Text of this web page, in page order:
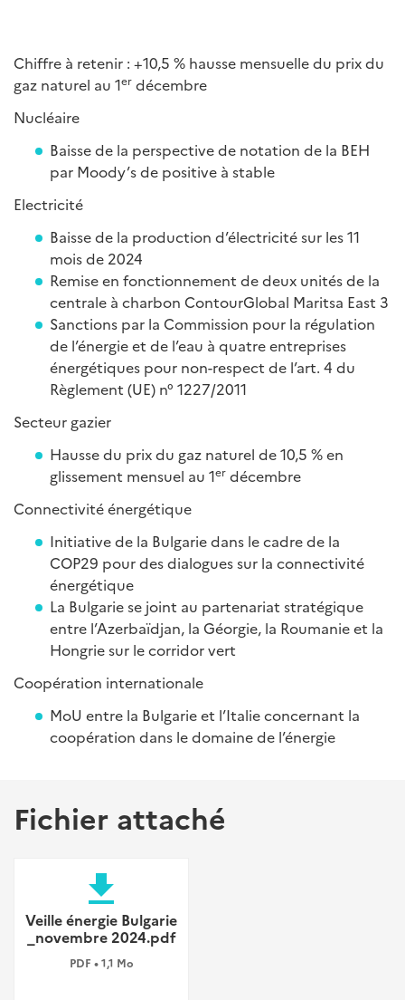
Chiffre à retenir : +10,5 % hausse mensuelle du prix du
gaz naturel au 1er décembre
Nucléaire
Baisse de la perspective de notation de la BEH
par Moody’s de positive à stable
Electricité
Baisse de la production d’électricité sur les 11
mois de 2024
Remise en fonctionnement de deux unités de la
centrale à charbon ContourGlobal Maritsa East 3
Sanctions par la Commission pour la régulation
de l’énergie et de l’eau à quatre entreprises
énergétiques pour non-respect de l’art. 4 du
Règlement (UE) n° 1227/2011
Secteur gazier
Hausse du prix du gaz naturel de 10,5 % en
glissement mensuel au 1er décembre
Connectivité énergétique
Initiative de la Bulgarie dans le cadre de la
COP29 pour des dialogues sur la connectivité
énergétique
La Bulgarie se joint au partenariat stratégique
entre l’Azerbaïdjan, la Géorgie, la Roumanie et la
Hongrie sur le corridor vert
Coopération internationale
MoU entre la Bulgarie et l’Italie concernant la
coopération dans le domaine de l’énergie
Fichier attaché
file_download
Veille énergie Bulgarie
_novembre 2024.pdf
PDF • 1,1 Mo